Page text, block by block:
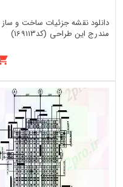
دانلود نقشه جزئیات ساخت و
مندرج این طراحی (کد169113)